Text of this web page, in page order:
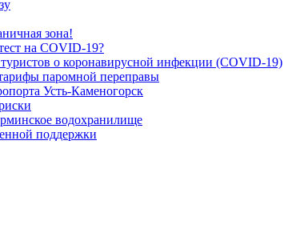
зона!
на COVID-19?
о коронавирусной инфекции (COVID-19)
паромной переправы
Усть-Каменогорск
водохранилище
поддержки